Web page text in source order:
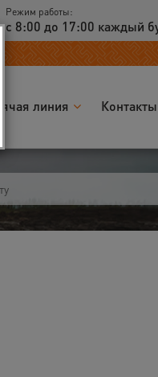
Режим работы:
с 8:00 до 17:00 каждый
линия Контакты